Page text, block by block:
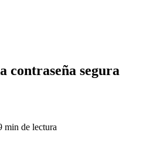
contraseña segura
min de lectura